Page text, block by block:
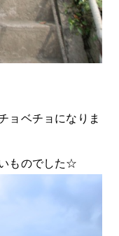
ョベチョになりま
ものでした☆